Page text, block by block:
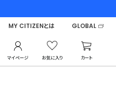
マイページ お気に入り カート
MY CITIZENとは GLOBAL